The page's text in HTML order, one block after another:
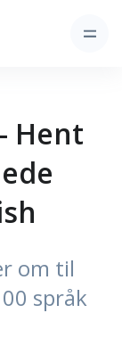
Hent
om til
språk